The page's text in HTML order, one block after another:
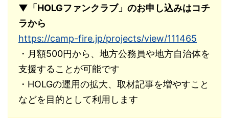
▼「HOLGファンクラブ」のお申し込みはコチ
ラから
https://camp-fire.jp/projects/view/111465
・月額500円から、地方公務員や地方自治体を
支援することが可能です
・HOLGの運用の拡大、取材記事を増やすこと
などを目的として利用します